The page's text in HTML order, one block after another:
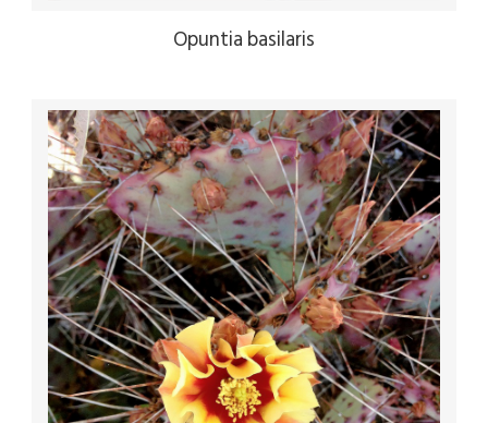
Opuntia basilaris